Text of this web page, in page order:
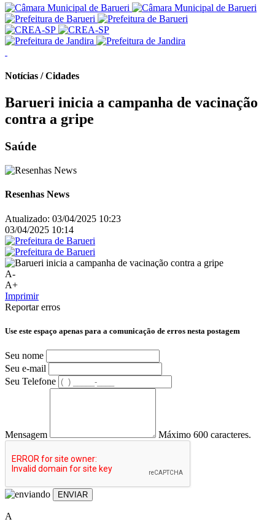
Notícias / Cidades
Barueri inicia a campanha de vacinação
contra a gripe
Saúde
Resenhas News
Atualizado: 03/04/2025 10:23
03/04/2025 10:14
A-
A+
Imprimir
Reportar erros
Use este espaço apenas para a comunicação de erros nesta postagem
Seu nome
Seu e-mail
Seu Telefone
Mensagem Máximo 600 caracteres.
ENVIAR
A